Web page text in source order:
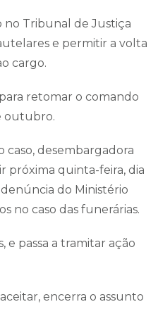
no Tribunal de Justiça
e permitir a volta
cargo.
retomar o comando
outubro.
desembargadora
próxima quinta-feira, dia
denúncia do Ministério
no caso das funerárias.
e passa a tramitar ação
encerra o assunto